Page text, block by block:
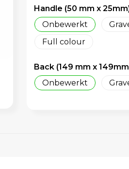
Handle (50 mm x
Onbewerkt
Full colour
Back (149 mm x
Onbewerkt